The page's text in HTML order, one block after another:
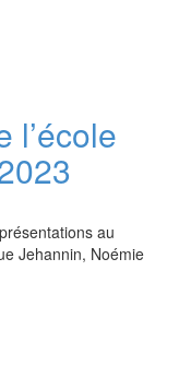
l’école
au
Jehannin, Noémie